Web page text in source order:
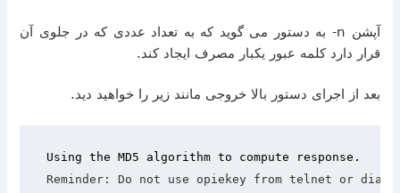
آپشن n-
به دستور می گوید که به تعداد عددی که در جلوی آن
قرار دارد کلمه عبور یکبار مصرف ایجاد کند.
بعد از اجرای دستور بالا خروجی مانند زیر را خواهید دید.
Using the MD5 algorithm to compute response.
Reminder: Do not use opiekey from telnet or